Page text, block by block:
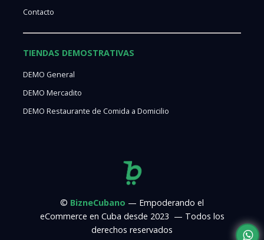
Contacto
TIENDAS DEMOSTRATIVAS
DEMO General
DEMO Mercadito
DEMO Restaurante de Comida a Domicilio
© BizneCubano — Empoderando el
eCommerce en Cuba desde 2023 — Todos los
derechos reservados